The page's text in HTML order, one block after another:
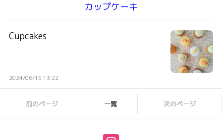
カップケーキ
Cupcakes
2024/06/15 13:22
前のページ 一覧 次のページ